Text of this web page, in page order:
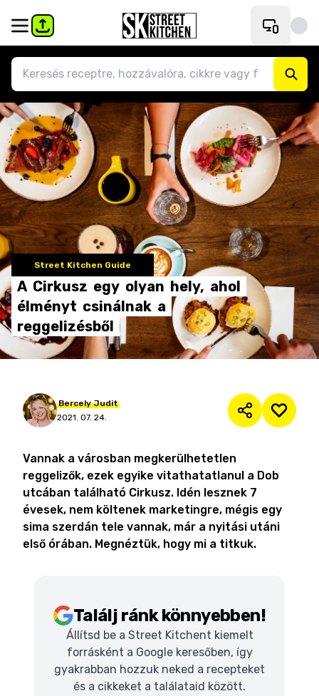
Street Kitchen Guide
A Cirkusz egy olyan hely, ahol
élményt csinálnak a
reggelizésből
Bercely Judit
2021. 07. 24.
Vannak a városban megkerülhetetlen
reggelizők, ezek egyike vitathatatlanul a Dob
utcában található Cirkusz. Idén lesznek 7
évesek, nem költenek marketingre, mégis egy
sima szerdán tele vannak, már a nyitási utáni
első órában. Megnéztük, hogy mi a titkuk.
Találj ránk könnyebben!
Állítsd be a Street Kitchent kiemelt
forrásként a Google keresőben, így
gyakrabban hozzuk neked a recepteket
és a cikkeket a találataid között.